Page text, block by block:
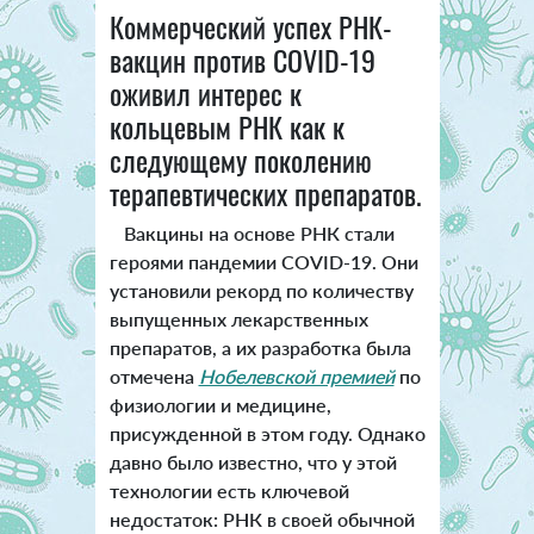
Коммерческий успех РНК-
вакцин против COVID-19
оживил интерес к
кольцевым РНК как к
следующему поколению
терапевтических препаратов.
Вакцины на основе РНК стали
героями пандемии COVID-19. Они
установили рекорд по количеству
выпущенных лекарственных
препаратов, а их разработка была
отмечена Нобелевской премиейпо
физиологии и медицине,
присужденной в этом году. Однако
давно было известно, что у этой
технологии есть ключевой
недостаток: РНК в своей обычной